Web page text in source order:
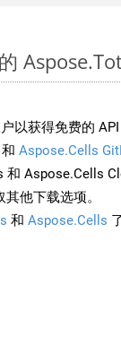
以获得免费的
和 Aspose.Cells
和 Aspose.Cells
其他下载选项。
和 Aspose.Cells